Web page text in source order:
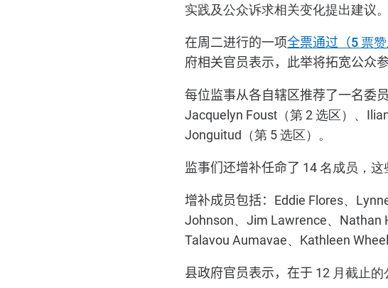
实践及公众诉求相关变化提出建议
在周二进行的一项全票通过（5 票
府相关官员表示，此举将拓宽公众
每位监事从各自辖区推荐了一名委
Jacquelyn Foust（第 2 选区）、
Jonguitud（第 5 选区）。
监事们还增补任命了 14 名成员，这
增补成员包括： Eddie Flores、
Johnson、Jim Lawrence、Nathan
Talavou Aumavae、Kathleen
县政府官员表示，在于 12 月截止的